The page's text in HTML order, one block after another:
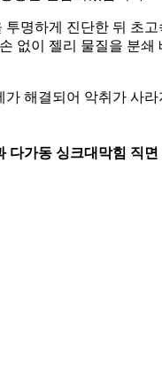
명하게 진단한 뒤 초고
없이 젤리 물질을 분쇄
해결되어 악취가 사라
다가동 싱크대막힘 직면